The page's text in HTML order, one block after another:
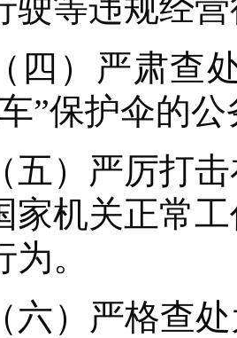
驶等违规经
）严肃查处
”保护伞的
严厉打击
家机关正常
。
严格查处